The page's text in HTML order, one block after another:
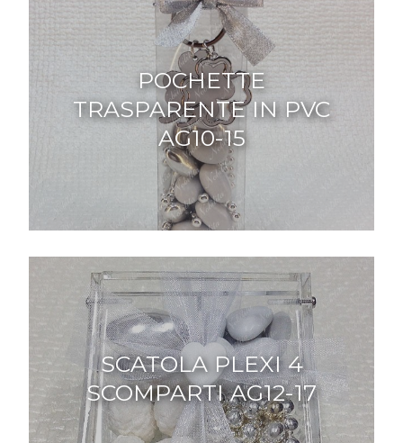
POCHETTE
TRASPARENTE IN PVC
AG10-15
SCATOLA PLEXI 4
SCOMPARTI AG12-17